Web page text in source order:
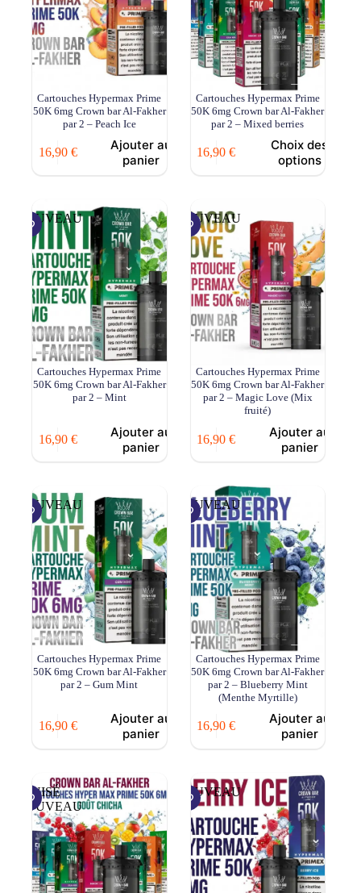
Cartouches Hypermax Prime
50K 6mg Crown bar Al-Fakher
par 2 – Peach Ice
16,90 €
Ajouter au
panier
Cartouches Hypermax Prime
50K 6mg Crown bar Al-Fakher
par 2 – Mixed berries
16,90€
Choix des
options
NOUVEAU
Cartouches Hypermax Prime
50K 6mg Crown bar Al-Fakher
par 2 – Mint
16,90 €
Ajouter au
panier
NOUVEAU
Cartouches Hypermax Prime
50K 6mg Crown bar Al-Fakher
par 2 – Magic Love (Mix
fruité)
16,90€
Ajouter au
panier
NOUVEAU
Cartouches Hypermax Prime
50K 6mg Crown bar Al-Fakher
par 2 – Gum Mint
16,90 €
Ajouter au
panier
NOUVEAU
Cartouches Hypermax Prime
50K 6mg Crown bar Al-Fakher
par 2 – Blueberry Mint
(Menthe Myrtille)
16,90€
Ajouter au
panier
ÉPUISÉ
NOUVEAU
NOUVEAU